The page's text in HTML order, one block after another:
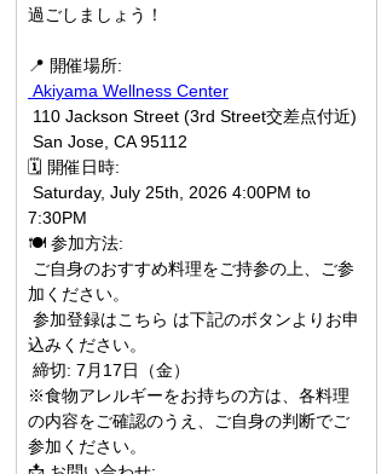
過ごしましょう！
📍 開催場所:
Akiyama Wellness Center
110 Jackson Street (3rd Street交差点付近)
San Jose, CA 95112
🗓 開催日時:
Saturday, July 25th, 2026 4:00PM to
7:30PM
🍽 参加方法:
ご自身のおすすめ料理をご持参の上、ご参
加ください。
参加登録はこちら は下記のボタンよりお申
込みください。
締切: 7月17日（金）
※食物アレルギーをお持ちの方は、各料理
の内容をご確認のうえ、ご自身の判断でご
参加ください。